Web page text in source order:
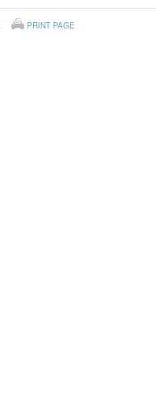
PRINT PAGE